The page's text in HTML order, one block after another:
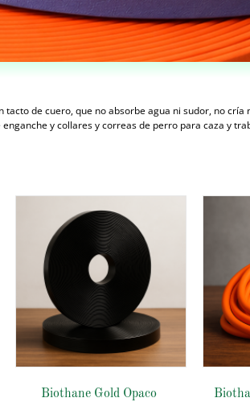
de cuero, que no absorbe agua ni sudor, no
y collares y correas de perro para caza y
Biothane Gold Opaco